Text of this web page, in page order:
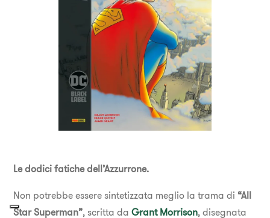
Le dodici fatiche dell’Azzurrone.
Non potrebbe essere sintetizzata meglio la trama di “All
Star Superman”, scritta daGrant Morrison, disegnata